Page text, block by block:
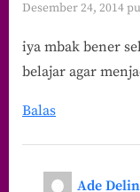
Desember 24, 2014
iya mbak bener
belajar agar
Balas
Ade